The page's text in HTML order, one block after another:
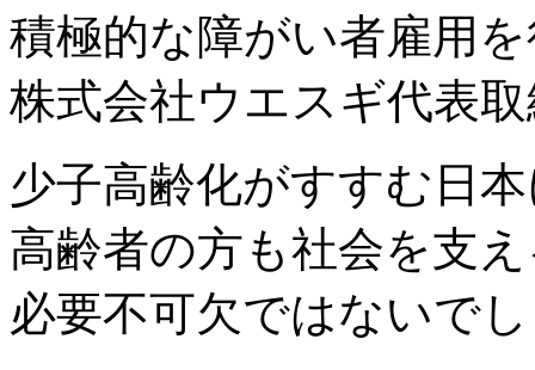
積極的な障がい者雇用
株式会社ウエスギ代表
少子高齢化がすすむ日
高齢者の方も社会を支
必要不可欠ではないで